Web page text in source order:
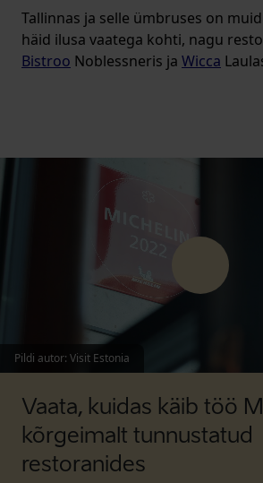
Tallinnas ja selle ümbruses on
häid ilusa vaatega kohti, nagu
Bistroo Noblessneris ja Wicca
Pildi autor: Visit Estonia
Vaata, kuidas käib töö
kõrgeimalt tunnustatud
restoranides